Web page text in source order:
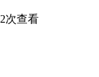
次查看